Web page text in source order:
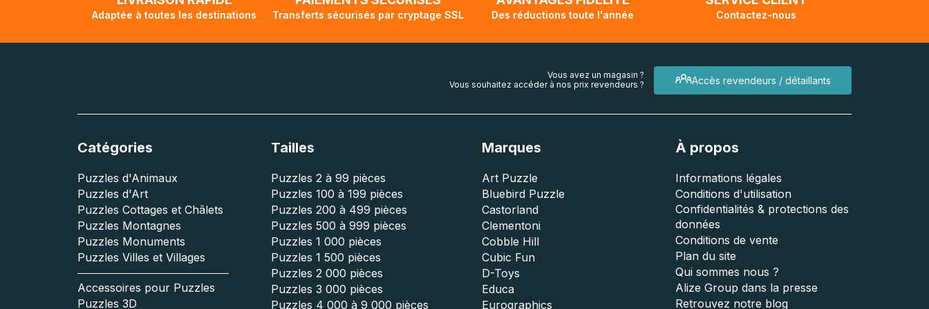
Adaptée à toutes les destinations Transferts sécurisés par cryptage SSL Des réductions toute l'année Contactez-nous
Accès revendeurs / détaillants
Vous avez un magasin ?
Vous souhaitez accéder à nos prix revendeurs ?
Catégories
Puzzles d'Animaux
Puzzles d'Art
Puzzles Cottages et Châlets
Puzzles Montagnes
Puzzles Monuments
Puzzles Villes et Villages
Accessoires pour Puzzles
Puzzles 3D
Tailles
Puzzles 2 à 99 pièces
Puzzles 100 à 199 pièces
Puzzles 200 à 499 pièces
Puzzles 500 à 999 pièces
Puzzles 1 000 pièces
Puzzles 1 500 pièces
Puzzles 2 000 pièces
Puzzles 3 000 pièces
Puzzles 4 000 à 9 000 pièces
Marques
Art Puzzle
Bluebird Puzzle
Castorland
Clementoni
Cobble Hill
Cubic Fun
D-Toys
Educa
Eurographics
À propos
Informations légales
Conditions d'utilisation
Confidentialités & protections des
données
Conditions de vente
Plan du site
Qui sommes nous ?
Alize Group dans la presse
Retrouvez notre blog